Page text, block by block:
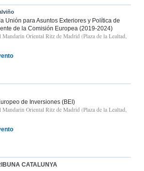
Unión para Asuntos Exteriores y Política de
de la Comisión Europea (2019-2024)
Oriental Ritz de Madrid (Plaza de la Lealtad,
de Inversiones (BEI)
Oriental Ritz de Madrid (Plaza de la Lealtad,
CATALUNYA